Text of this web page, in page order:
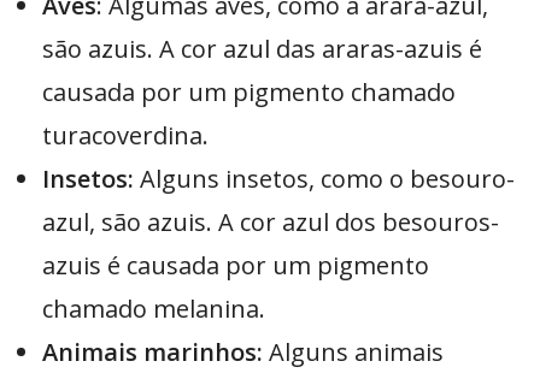
são azuis. A cor azul das araras-azuis é
causada por um pigmento chamado
turacoverdina.
Insetos: Alguns insetos, como o besouro-
azul, são azuis. A cor azul dos besouros-
azuis é causada por um pigmento
chamado melanina.
Animais marinhos: Alguns animais